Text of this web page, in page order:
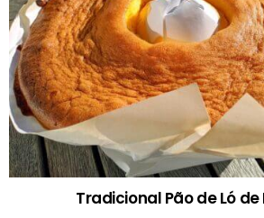
Tradicional Pão de Ló